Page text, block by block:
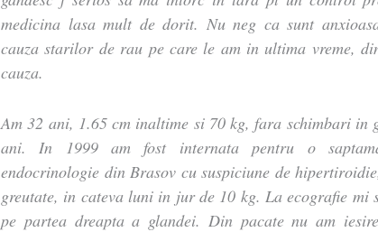
medicina lasa mult de dorit. Nu neg ca sunt
cauza starilor de rau pe care le am in ultima vreme,
cauza.
Am 32 ani, 1.65 cm inaltime si 70 kg, fara schimbari in
ani. In 1999 am fost internata pentru o
endocrinologie din Brasov cu suspiciune de
greutate, in cateva luni in jur de 10 kg. La ecografie mi
pe partea dreapta a glandei. Din pacate nu am